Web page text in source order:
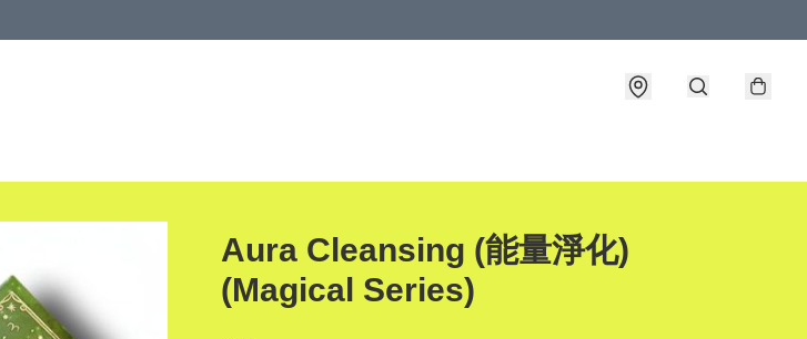
Aura Cleansing (能量淨化)
(Magical Series)